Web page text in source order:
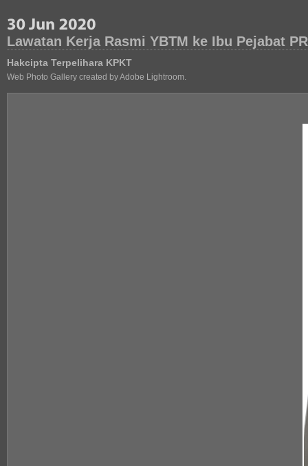
Lawatan Kerja Rasmi YBTM ke Ibu Pejabat
Hakcipta Terpelihara KPKT
Web Photo Gallery created by Adobe Lightroom.